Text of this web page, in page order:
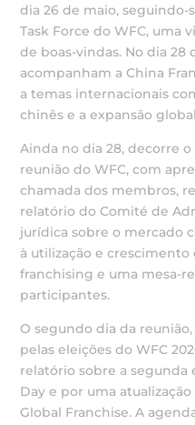
dia 26 de maio, seguindo-
Task Force do WFC, uma
de boas-vindas. No dia
acompanham a China
a temas internacionais
chinês e a expansão
Ainda no dia 28, decorre
reunião do WFC, com
chamada dos membros,
relatório do Comité de
jurídica sobre o mercado
à utilização e
franchising e uma mesa-
participantes.
O segundo dia da
pelas eleições do WFC
relatório sobre a segunda
Day e por uma
Global Franchise. A